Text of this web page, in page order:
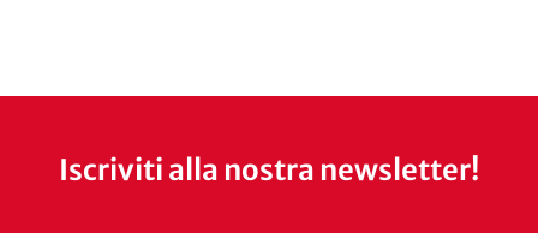
Iscriviti alla nostra newsletter!